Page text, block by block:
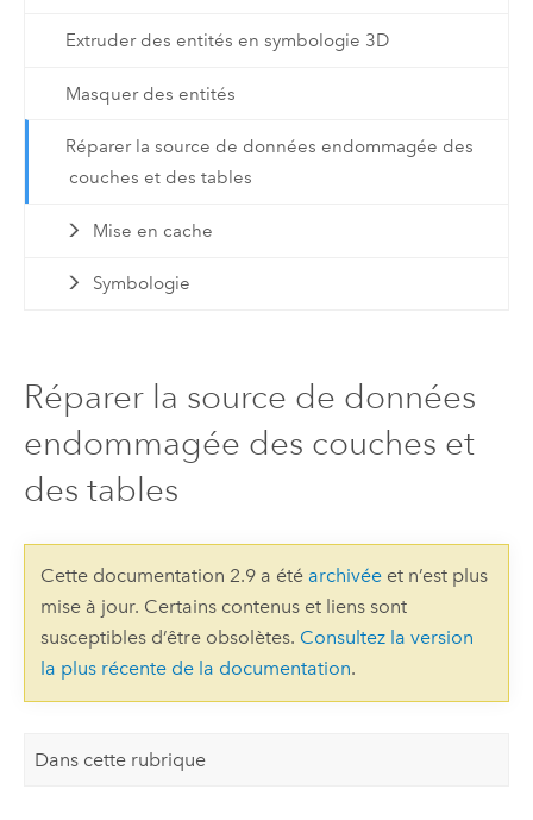
Extruder des entités en symbologie 3D
Masquer des entités
Réparer la source de données endommagée des
couches et des tables
Mise en cache
Symbologie
Réparer la source de données
endommagée des couches et
des tables
Cette documentation 2.9 a été archivéeet n’est plus
mise à jour. Certains contenus et liens sont
susceptibles d’être obsolètes. Consultez la version
la plus récente de la documentation.
Dans cette rubrique